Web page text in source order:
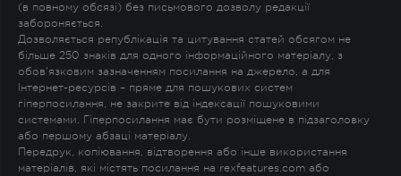
(в повному обсязі) без письмового дозволу редакції
забороняється.
Дозволяється републікація та цитування статей обсягом не
більше 250 знаків для одного інформаційного матеріалу, з
обов'язковим зазначенням посилання на джерело, а для
Інтернет-ресурсів – пряме для пошукових систем
гіперпосилання, не закрите від індексації пошуковими
системами. Гіперпосилання має бути розміщене в підзаголовку
або першому абзаці матеріалу.
Передрук, копіювання, відтворення або інше використання
матеріалів, які містять посилання на rexfeatures.com або